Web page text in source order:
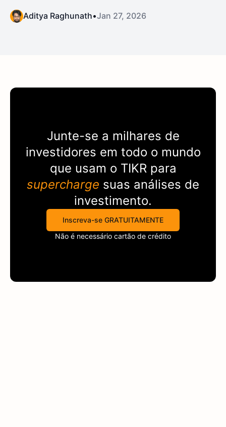
Aditya Raghunath•Jan 27, 2026
Junte-se a milhares de
investidores em todo o mundo
que usam o TIKRpara
supercharge suas análises de
investimento.
Inscreva-se GRATUITAMENTE
Não é necessário cartão de crédito